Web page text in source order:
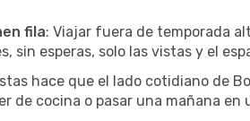
fila: Viajar fuera de temporada
esperas, solo las vistas y el
hace que el lado cotidiano de
de cocina o pasar una mañana